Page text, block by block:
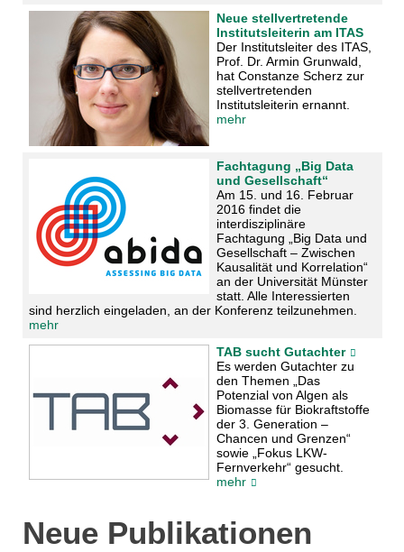
Neue stellvertretende
Institutsleiterin am ITAS
Der Institutsleiter des ITAS,
Prof. Dr. Armin Grunwald,
hat Constanze Scherz zur
stellvertretenden
Institutsleiterin ernannt.
mehr
Fachtagung „Big Data
und Gesellschaft“
Am 15. und 16. Februar
2016 findet die
interdisziplinäre
Fachtagung „Big Data und
Gesellschaft – Zwischen
Kausalität und Korrelation“
an der Universität Münster
statt. Alle Interessierten
sind herzlich eingeladen, an der Konferenz teilzunehmen.
mehr
TAB sucht Gutachter
Es werden Gutachter zu
den Themen „Das
Potenzial von Algen als
Biomasse für Biokraftstoffe
der 3. Generation –
Chancen und Grenzen“
sowie „Fokus LKW-
Fernverkehr“ gesucht.
mehr
Neue Publikationen